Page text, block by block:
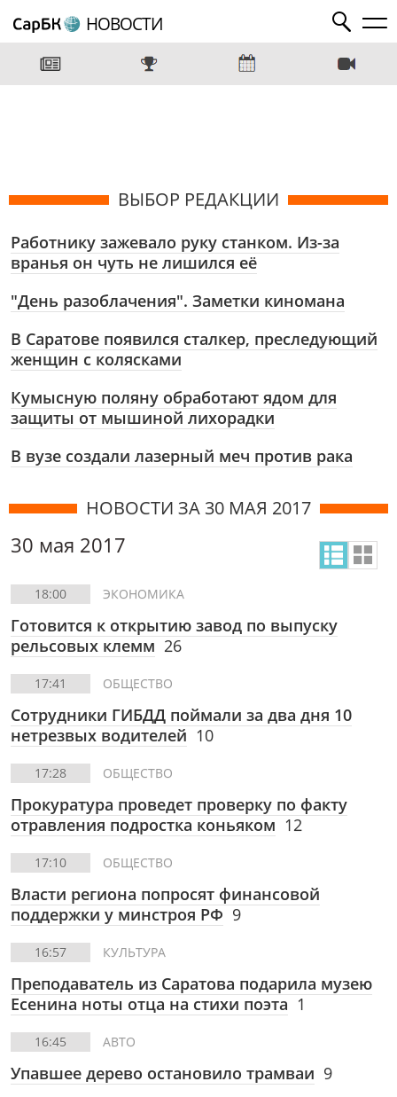
НОВОСТИ
ВЫБОР РЕДАКЦИИ
Работнику зажевало руку станком. Из-за
вранья он чуть не лишился её
"День разоблачения". Заметки киномана
В Саратове появился сталкер, преследующий
женщин с колясками
Кумысную поляну обработают ядом для
защиты от мышиной лихорадки
В вузе создали лазерный меч против рака
НОВОСТИ ЗА 30 МАЯ 2017
30 мая 2017
18:00 ЭКОНОМИКА
Готовится к открытию завод по выпуску
рельсовых клемм 26
17:41 ОБЩЕСТВО
Сотрудники ГИБДД поймали за два дня 10
нетрезвых водителей 10
17:28 ОБЩЕСТВО
Прокуратура проведет проверку по факту
отравления подростка коньяком 12
17:10 ОБЩЕСТВО
Власти региона попросят финансовой
поддержки у минстроя РФ 9
16:57 КУЛЬТУРА
Преподаватель из Саратова подарила музею
Есенина ноты отца на стихи поэта 1
16:45 АВТО
Упавшее дерево остановило трамваи 9